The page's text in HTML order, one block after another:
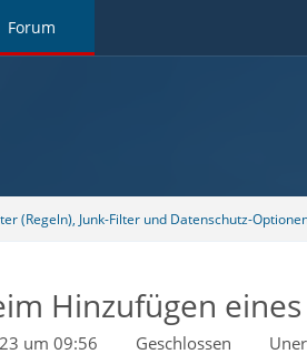
Forum
(Regeln), Junk-Filter und Datenschutz-
Hinzufügen
um 09:56 Geschlossen